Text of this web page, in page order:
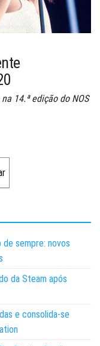
14.ª edição do NOS
sempre: novos
da Steam após
e consolida-se